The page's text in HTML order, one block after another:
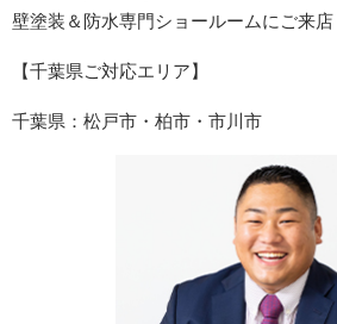
壁塗装＆防水専門ショールームにご来店
【千葉県ご対応エリア】
千葉県：松戸市・柏市・市川市